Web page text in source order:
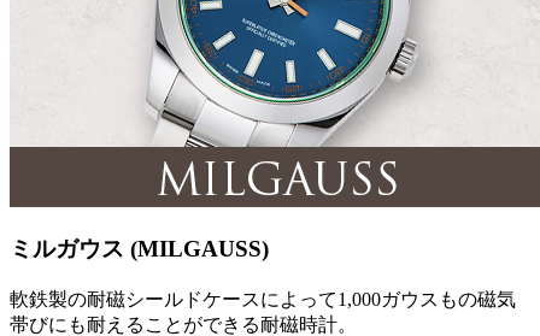
ミルガウス (MILGAUSS)
軟鉄製の耐磁シールドケースによって1,000ガウスもの磁気
帯びにも耐えることができる耐磁時計。